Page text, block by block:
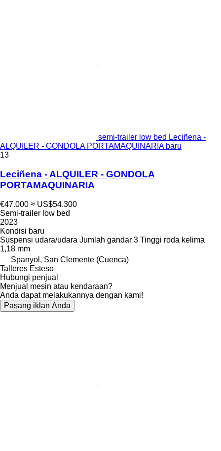
semi-trailer low bed Leciñena -
ALQUILER - GONDOLA PORTAMAQUINARIA baru
13
Leciñena - ALQUILER - GONDOLA
PORTAMAQUINARIA
€47.000 ≈ US$54.300
Semi-trailer low bed
2023
Kondisi baru
Suspensi udara/udara Jumlah gandar 3 Tinggi roda kelima
1,18 mm
Spanyol, San Clemente (Cuenca)
Talleres Esteso
Hubungi penjual
Menjual mesin atau kendaraan?
Anda dapat melakukannya dengan kami!
Pasang iklan Anda